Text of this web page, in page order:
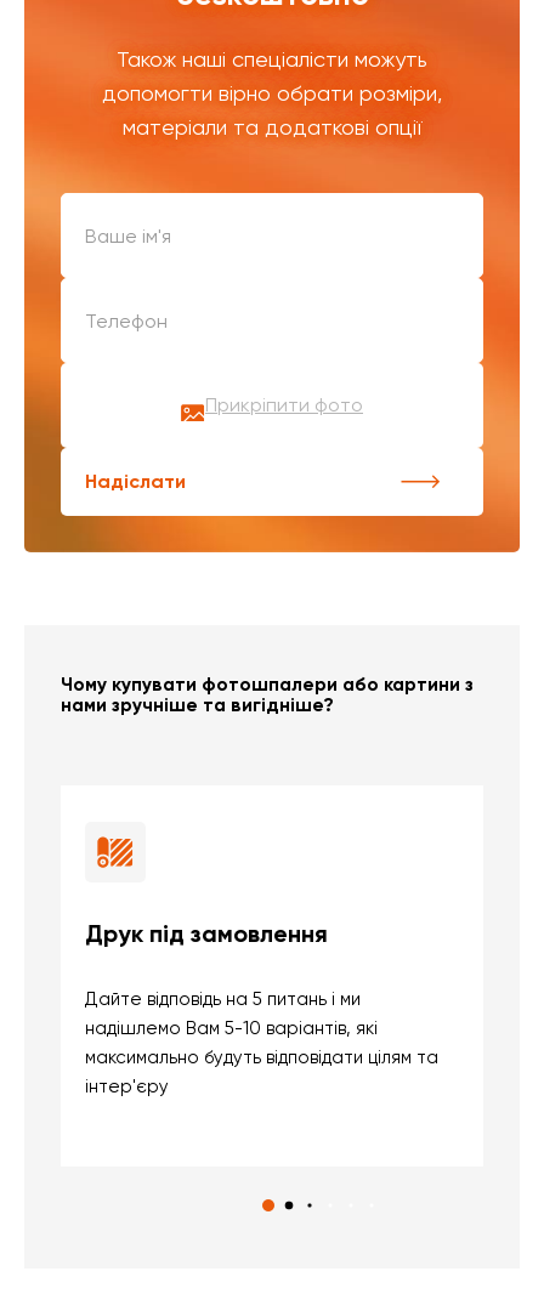
Також наші спеціалісти можуть
допомогти вірно обрати розміри,
матеріали та додаткові опції
Прикріпити фото
Надіслати
Чому купувати фотошпалери або картини з
нами зручніше та вигідніше?
Друк під замовлення
Дайте відповідь на 5 питань і ми
надішлемо Вам 5-10 варіантів, які
максимально будуть відповідати цілям та
інтер'єру